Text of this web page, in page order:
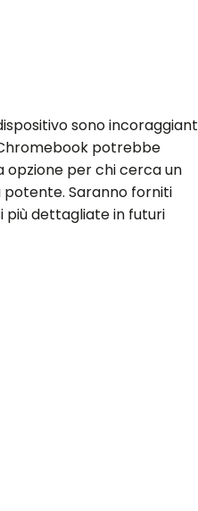
sono
potrebbe
per chi cerca un
Saranno forniti
più dettagliate in futuri